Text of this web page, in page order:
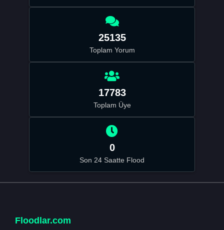
25135
Toplam Yorum
17783
Toplam Üye
0
Son 24 Saatte Flood
Floodlar.com